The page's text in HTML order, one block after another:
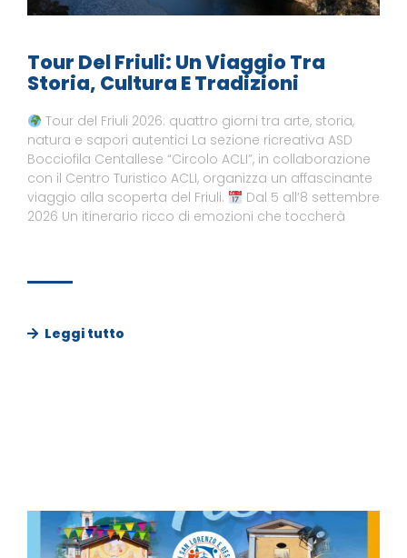
Tour Del Friuli: Un Viaggio Tra
Storia, Cultura E Tradizioni
Tour del Friuli 2026: quattro giorni tra arte, storia,
natura e sapori autentici La sezione ricreativa ASD
Bocciofila Centallese “Circolo ACLI”, in collaborazione
con il Centro Turistico ACLI, organizza un affascinante
viaggio alla scoperta del Friuli.
Dal 5 all’8 settembre
2026 Un itinerario ricco di emozioni che toccherà
Leggi tutto